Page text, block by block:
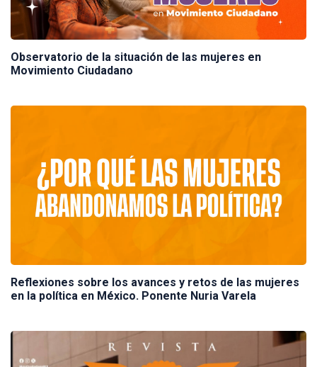
Observatorio de la situación de las mujeres en
Movimiento Ciudadano
Reflexiones sobre los avances y retos de las mujeres
en la política en México. Ponente Nuria Varela